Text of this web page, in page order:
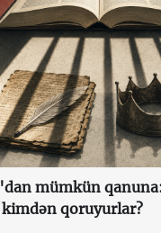
mümkün
qoruyurlar?